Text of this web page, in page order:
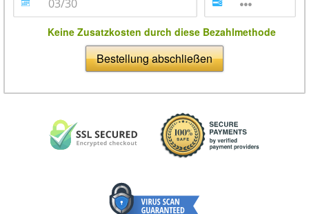
Keine Zusatzkosten durch diese Bezahlmethode
Bestellung abschließen